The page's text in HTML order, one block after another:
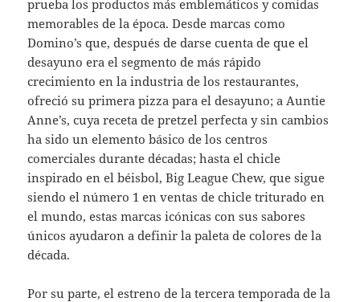
prueba los productos más emblemáticos y comidas
memorables de la época. Desde marcas como
Domino’s que, después de darse cuenta de que el
desayuno era el segmento de más rápido
crecimiento en la industria de los restaurantes,
ofreció su primera pizza para el desayuno; a Auntie
Anne’s, cuya receta de pretzel perfecta y sin cambios
ha sido un elemento básico de los centros
comerciales durante décadas; hasta el chicle
inspirado en el béisbol, Big League Chew, que sigue
siendo el número 1 en ventas de chicle triturado en
el mundo, estas marcas icónicas con sus sabores
únicos ayudaron a definir la paleta de colores de la
década.
Por su parte, el estreno de la tercera temporada de la